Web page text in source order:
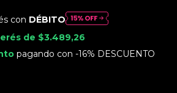
con DÉBITO
de $3.489,26
pagando con -16% DESCUENTO